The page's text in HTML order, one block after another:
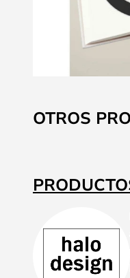
al
comienzo
galería
de
OTROS